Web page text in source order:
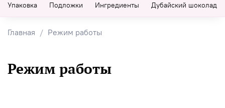
Упаковка Подложки Ингредиенты Дубайский шоколад
Главная Режим работы
Режим работы